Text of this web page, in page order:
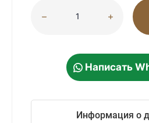
Написать
Информация о